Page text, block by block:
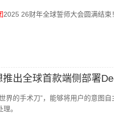
2025 26财年全球誓师大会圆满结
出全球首款端侧部署
界的手术刀”，能够将用户的意图
。